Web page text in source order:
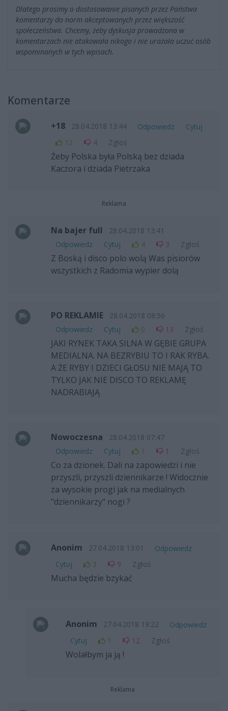
Dlatego prosimy o dostosowanie pisanych przez Państwa
komentarzy do norm akceptowanych przez większość
społeczeństwa. Chcemy, żeby dyskusja prowadzona w
komentarzach nie atakowała nikogo i nie urażała uczuć osób
wspominanych w tych wpisach.
Komentarze
+18 28.04.2018 13:44 Odpowiedz
Cytuj
12
4 Zgłoś
Żeby Polska była Polską bez dziada
Kaczora i dziada Pietrzaka
Reklama
Na bajer full
28.04.2018 13:41
Odpowiedz
Cytuj 4 3 Zgłoś
Z Boską i disco polo wolą Was pisiorów
wszystkich z Radomia wypier dolą
PO REKLAMIE
28.04.2018 08:56
Odpowiedz
Cytuj 0 13 Zgłoś
JAKI RYNEK TAKA SILNA W GĘBIE GRUPA
MEDIALNA. NA BEZRYBIU TO I RAK RYBA.
A ŻE RYBY I DZIECI GŁOSU NIE MAJĄ TO
TYLKO JAK NIE DISCO TO REKLAMĘ
NADRABIAJĄ
Nowoczesna
28.04.2018 07:47
Odpowiedz
Cytuj 1 1 Zgłoś
Co za dzionek. Dali na zapowiedzi i nie
przyszli, przyszli dziennikarze ! Widocznie
za wysokie progi jak na medialnych
"dziennikarzy" nogi ?
Anonim 27.04.2018 13:01
Odpowiedz
Cytuj
3 9 Zgłoś
Mucha będzie bzykać
Anonim 27.04.2018 19:22
Odpowiedz
Cytuj
1 12 Zgłoś
Wolałbym ja ją !
Reklama